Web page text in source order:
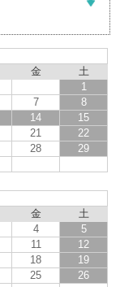
金
土
1
7
8
14
15
21
22
28
29
金
土
4
5
11
12
18
19
25
26